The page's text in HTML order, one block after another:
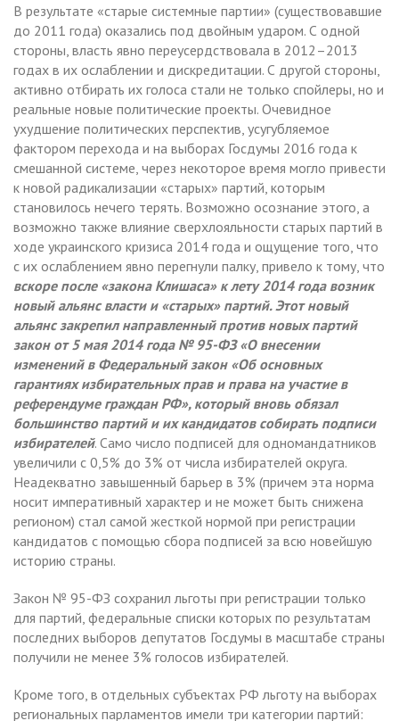
В результате «старые системные партии» (существовавшие
до 2011 года) оказались под двойным ударом. С одной
стороны, власть явно переусердствовала в 2012–2013
годах в их ослаблении и дискредитации. С другой стороны,
активно отбирать их голоса стали не только спойлеры, но и
реальные новые политические проекты. Очевидное
ухудшение политических перспектив, усугубляемое
фактором перехода и на выборах Госдумы 2016 года к
смешанной системе, через некоторое время могло привести
к новой радикализации «старых» партий, которым
становилось нечего терять. Возможно осознание этого, а
возможно также влияние сверхлояльности старых партий в
ходе украинского кризиса 2014 года и ощущение того, что
с их ослаблением явно перегнули палку, привело к тому, что
вскоре после «закона Клишаса» к лету 2014 года возник
новый альянс власти и «старых» партий. Этот новый
альянс закрепил направленный против новых партий
закон от 5 мая 2014 года № 95-ФЗ «О внесении
изменений в Федеральный закон «Об основных
гарантиях избирательных прав и права на участие в
референдуме граждан РФ», который вновь обязал
большинство партий и их кандидатов собирать подписи
избирателей. Само число подписей для одномандатников
увеличили с 0,5% до 3% от числа избирателей округа.
Неадекватно завышенный барьер в 3% (причем эта норма
носит императивный характер и не может быть снижена
регионом) стал самой жесткой нормой при регистрации
кандидатов с помощью сбора подписей за всю новейшую
историю страны.
Закон № 95-ФЗ сохранил льготы при регистрации только
для партий, федеральные списки которых по результатам
последних выборов депутатов Госдумы в масштабе страны
получили не менее 3% голосов избирателей.
Кроме того, в отдельных субъектах РФ льготу на выборах
региональных парламентов имели три категории партий: